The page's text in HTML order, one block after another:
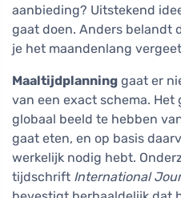
aanbieding? Uitstekend
gaat doen. Anders belandt
je het maandenlang
Maaltijdplanning gaat er
van een exact schema. Het
globaal beeld te hebben
gaat eten, en op basis
werkelijk nodig hebt.
tijdschrift International